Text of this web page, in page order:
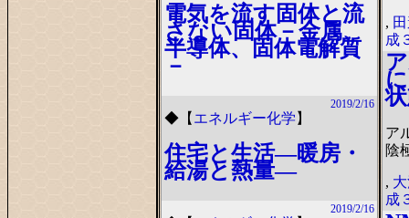
電気を流す固体と流
さない固体－金属、
半導体、固体電解質
－
2019/2/16
◆ 【 エネルギー化学 】
住宅と生活―暖房・
給湯と熱量―
2019/2/16
,
成
ア
陰
,
成